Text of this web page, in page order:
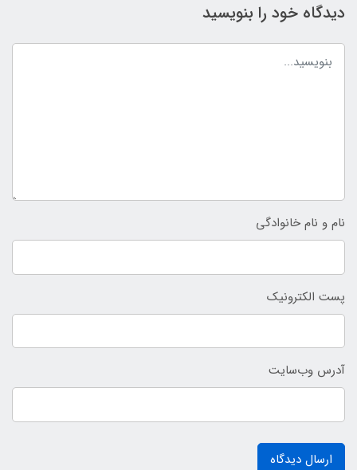
دیدگاه خود را بنویسید
نام و نام خانوادگی
پست الکترونیک
آدرس وب‌سایت
ارسال دیدگاه